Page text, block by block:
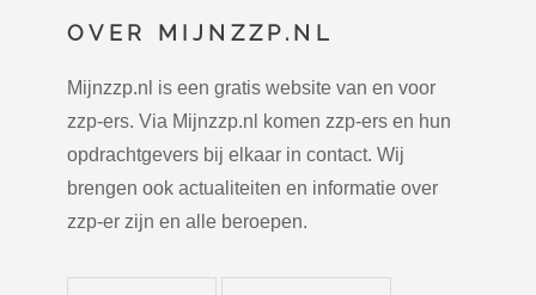
OVER MIJNZZP.NL
Mijnzzp.nl is een gratis website van en voor
zzp-ers. Via Mijnzzp.nl komen zzp-ers en hun
opdrachtgevers bij elkaar in contact. Wij
brengen ook actualiteiten en informatie over
zzp-er zijn en alle beroepen.